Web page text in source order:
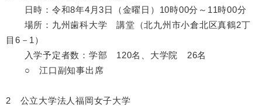
日時：令和8年4月3日（金曜日）10時00分～11時00分
場所：九州歯科大学 講堂（北九州市小倉北区真鶴2丁
目6－1）
入学予定者数：学部 120名、大学院 26名
○ 江口副知事出席
2 公立大学法人福岡女子大学